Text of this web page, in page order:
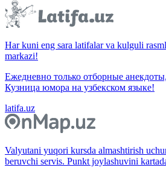
Har kuni eng sara latifalar va kulguli
markazi!
Ежедневно только отборные
Кузница юмора на узбекском языке!
latifa.uz
Valyutani yuqori kursda almashtirish
beruvchi servis. Punkt joylashuvini